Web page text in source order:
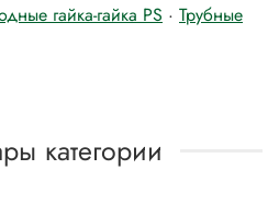
гайка-гайка PS · Трубные
категории